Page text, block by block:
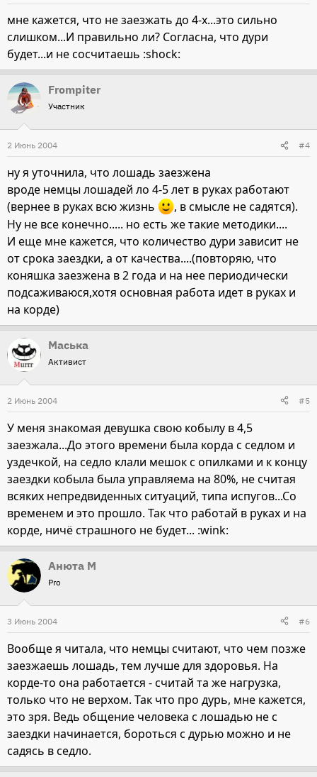
мне кажется, что не заезжать до 4-х...это сильно
слишком...И правильно ли? Согласна, что дури
будет...и не сосчитаешь :shock:
Frompiter
Участник
2 Июнь 2004 #4
ну я уточнила, что лошадь заезжена
вроде немцы лошадей ло 4-5 лет в руках работают
(вернее в руках всю жизнь
, в смысле не садятся).
Ну не все конечно..... но есть же такие методики....
И еще мне кажется, что количество дури зависит не
от срока заездки, а от качества....(повторяю, что
коняшка заезжена в 2 года и на нее периодически
подсаживаюся,хотя основная работа идет в руках и
на корде)
Маська
Активист
2 Июнь 2004 #5
У меня знакомая девушка свою кобылу в 4,5
заезжала...До этого времени была корда с седлом и
уздечкой, на седло клали мешок с опилками и к концу
заездки кобыла была управляема на 80%, не считая
всяких непредвиденных ситуаций, типа испугов...Со
временем и это прошло. Так что работай в руках и на
корде, ничё страшного не будет... :wink:
Анюта М
Pro
3 Июнь 2004 #6
Вообще я читала, что немцы считают, что чем позже
заезжаешь лошадь, тем лучше для здоровья. На
корде-то она работается - считай та же нагрузка,
только что не верхом. Так что про дурь, мне кажется,
это зря. Ведь общение человека с лошадью не с
заездки начинается, бороться с дурью можно и не
садясь в седло.